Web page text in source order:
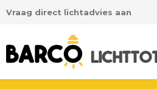
hoofdinhoud
Vraag direct lichtadvies aan